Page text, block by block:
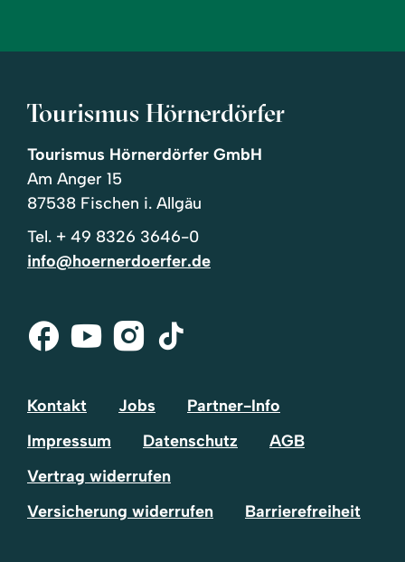
Tourismus Hörnerdörfer
Tourismus Hörnerdörfer GmbH
Am Anger 15
87538 Fischen i. Allgäu
Tel. + 49 8326 3646-0
info@hoernerdoerfer.de
Facebook
Youtube
Instagram
Tik-
Kontakt Jobs
Partner-Info
Impressum
Datenschutz
AGB
Vertrag widerrufen
Versicherung widerrufen
Barrierefreiheit